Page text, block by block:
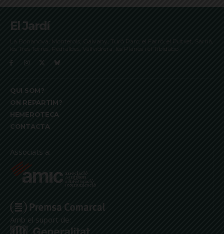
El Jardí
La Bonanova, Monterols, Galvany, Turó Parc, el Farró, el Putxet, Sarrià,
les Tres Torres, Pedralbes, Vallvidrera, les Planes i el Tibidabo
QUI SOM?
ON REPARTIM?
HEMEROTECA
CONTACTA
Associats a:
Amb el suport de: